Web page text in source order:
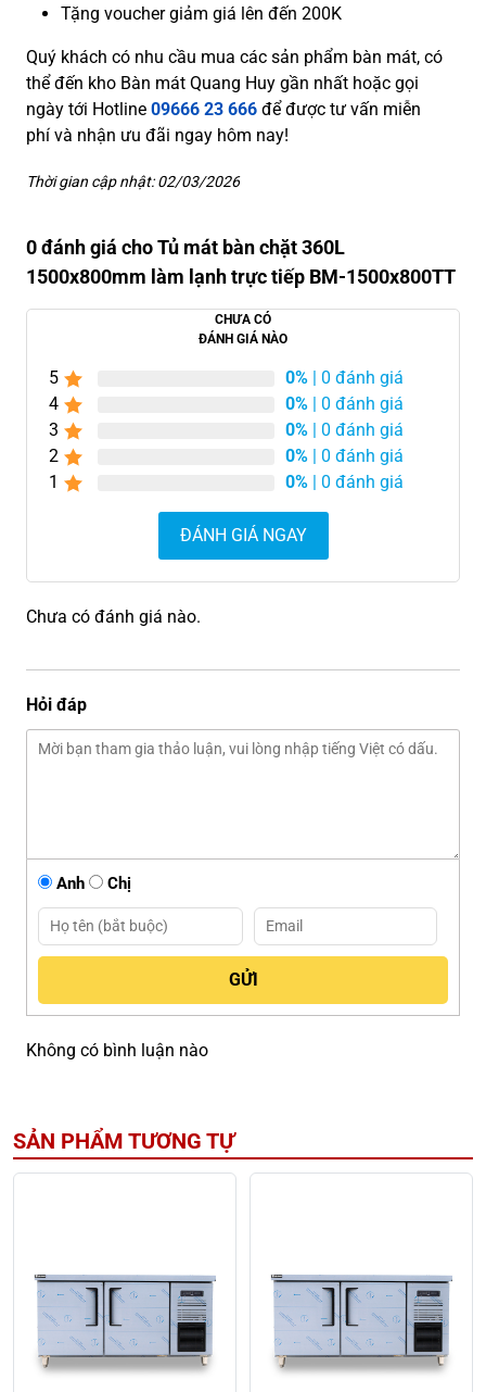
Tặng voucher giảm giá lên đến 200K
Quý khách có nhu cầu mua các sản phẩm bàn mát, có
thể đến kho Bàn mát Quang Huy gần nhất hoặc gọi
ngày tới Hotline 09666 23 666 để được tư vấn miễn
phí và nhận ưu đãi ngay hôm nay!
Thời gian cập nhật: 02/03/2026
0 đánh giá cho Tủ mát bàn chặt 360L
1500x800mm làm lạnh trực tiếp BM-1500x800TT
CHƯA CÓ
ĐÁNH GIÁ NÀO
5 0% | 0 đánh giá
4
0% | 0 đánh giá
3
0% | 0 đánh giá
2
0% | 0 đánh giá
1
0% | 0 đánh giá
ĐÁNH GIÁ NGAY
Chưa có đánh giá nào.
Hỏi đáp
Anh Chị
Không có bình luận nào
SẢN PHẨM TƯƠNG TỰ